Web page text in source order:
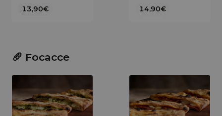
fondue d’oignons et
13,90€ 14,90€
🥖 Focacce